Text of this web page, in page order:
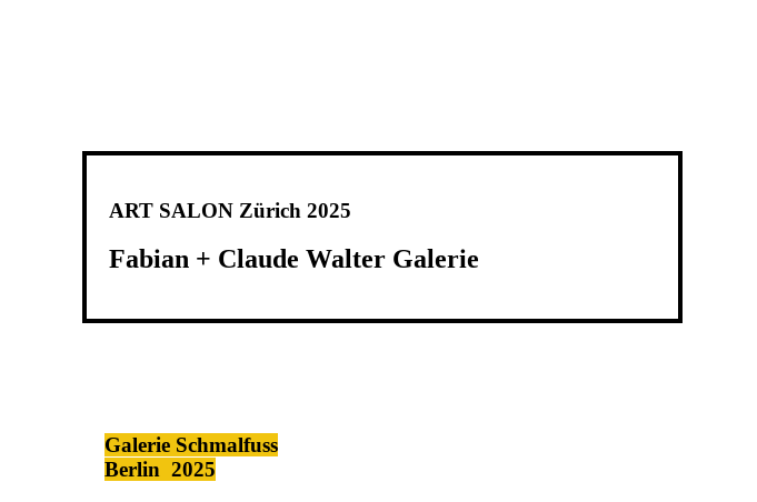
ART SALON Zürich 2025
Fabian + Claude Walter Galerie
Galerie Schmalfuss
Berlin 2025